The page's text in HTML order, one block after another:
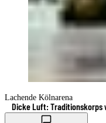
Lachende Kölnarena
Dicke Luft: Traditionskorps